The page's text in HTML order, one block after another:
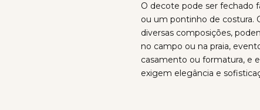
O decote pode ser fechado
ou um pontinho de costura.
diversas composições,
no campo ou na praia,
casamento ou formatura, e
exigem elegância e